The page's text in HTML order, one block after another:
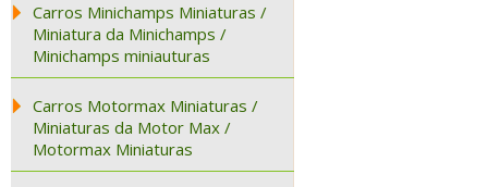
Carros Minichamps Miniaturas /
Miniatura da Minichamps /
Minichamps miniauturas
Carros Motormax Miniaturas /
Miniaturas da Motor Max /
Motormax Miniaturas